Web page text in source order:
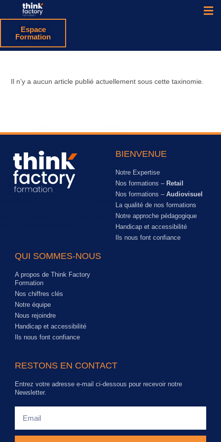
Espace
Formation
Il n’y a aucun article publié actuellement sous cette taxinomie.
BIENVENUE
Notre Expertise
Nos formations – Retail
Nos formations – Audiovisuel
La qualité de nos formations
Notre approche pédagogique
Handicap et accessibilité
Ils nous font confiance
QUI SOMMES-NOUS
A propos de Think Factory
Formation
Nos chiffres clés
Notre équipe
Nous rejoindre
Handicap et accessibilité
Ils nous font confiance
RESTONS EN CONTACT
Entrez votre adresse e-mail ci-dessous pour recevoir notre
Newsletter.